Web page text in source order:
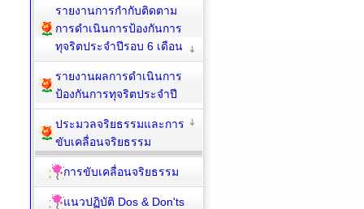
รายงานการกำกับติดตาม
การดำเนินการป้องกันการ
ทุจริตประจำปีรอบ 6 เดือน
รายงานผลการดำเนินการ
ป้องกันการทุจริตประจำปี
ประมวลจริยธรรมและการ
ขับเคลื่อนจริยธรรม
การขับเคลื่อนจริยธรรม
แนวปฏิบัติ Dos & Don'ts